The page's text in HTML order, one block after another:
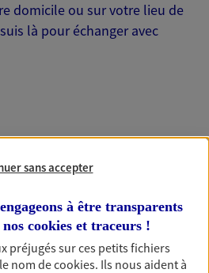
domicile ou sur votre lieu de
là pour échanger avec
à votre épargne : achat
enfants ou voyage autour
sans accepter
à être transparents
cookies et traceurs !
préjugés sur ces petits fichiers
nom decookies. Ils nous aident à